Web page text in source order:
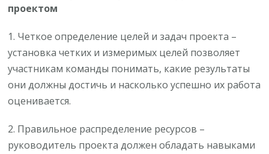
проектом
1. Четкое определение целей и задач проекта –
установка четких и измеримых целей позволяет
участникам команды понимать, какие результаты
они должны достичь и насколько успешно их работа
оценивается.
2. Правильное распределение ресурсов –
руководитель проекта должен обладать навыками